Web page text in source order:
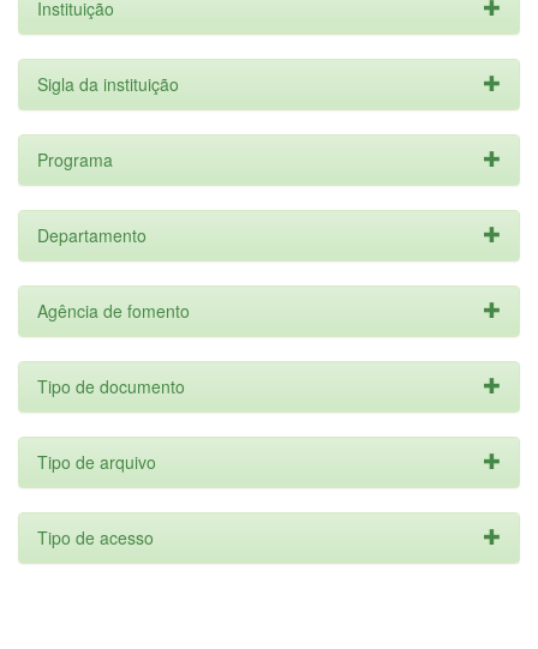
Instituição
Sigla da instituição
Programa
Departamento
Agência de fomento
Tipo de documento
Tipo de arquivo
Tipo de acesso